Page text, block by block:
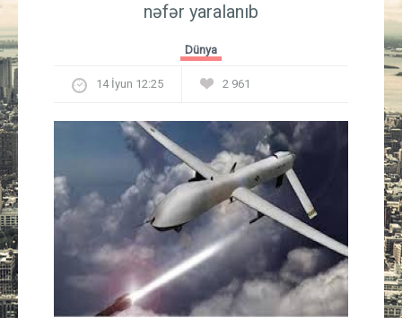
Güney Azərbaycan
Mədəniyyət
Müsahibə
İdman
Layihə
nəfər yaralanıb
Dünya
14 İyun 12:25 2 961